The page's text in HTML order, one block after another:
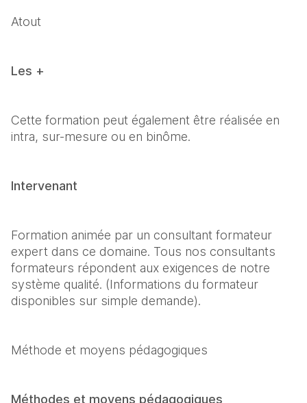
Atout
Les +
Cette formation peut également être réalisée en
intra, sur-mesure ou en binôme.
Intervenant
Formation animée par un consultant formateur
expert dans ce domaine. Tous nos consultants
formateurs répondent aux exigences de notre
système qualité. (Informations du formateur
disponibles sur simple demande).
Méthode et moyens pédagogiques
Méthodes et moyens pédagogiques